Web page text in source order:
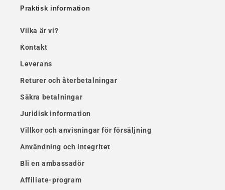
Praktisk information
Vilka är vi?
Kontakt
Leverans
Returer och återbetalningar
Säkra betalningar
Juridisk information
Villkor och anvisningar för försäljning
Användning och integritet
Bli en ambassadör
Affiliate-program